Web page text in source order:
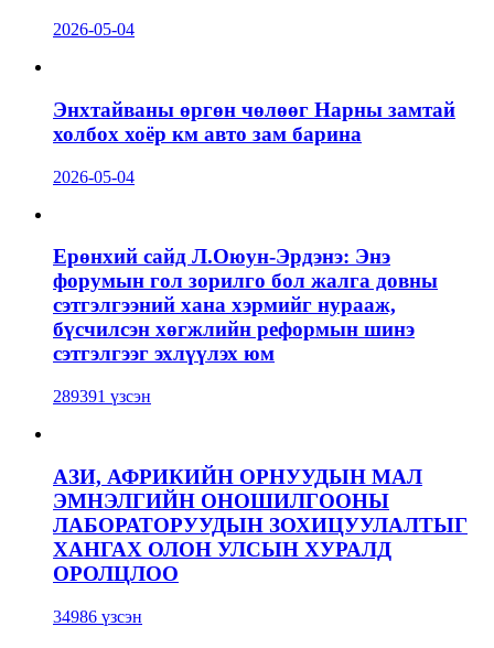
2026-05-04
Энхтайваны өргөн чөлөөг Нарны замтай
холбох хоёр км авто зам барина
2026-05-04
Ерөнхий сайд Л.Оюун-Эрдэнэ: Энэ
форумын гол зорилго бол жалга довны
сэтгэлгээний хана хэрмийг нурааж,
бүсчилсэн хөгжлийн реформын шинэ
сэтгэлгээг эхлүүлэх юм
289391 үзсэн
АЗИ, АФРИКИЙН ОРНУУДЫН МАЛ
ЭМНЭЛГИЙН ОНОШИЛГООНЫ
ЛАБОРАТОРУУДЫН ЗОХИЦУУЛАЛТЫГ
ХАНГАХ ОЛОН УЛСЫН ХУРАЛД
ОРОЛЦЛОО
34986 үзсэн